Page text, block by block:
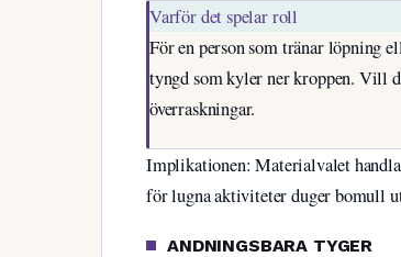
Varför det spelar roll
För en person som tränar löpning
tyngd som kyler ner kroppen. Vill
överraskningar.
Implikationen: Materialvalet
för lugna aktiviteter duger bomull
ANDNINGSBARA TYGER